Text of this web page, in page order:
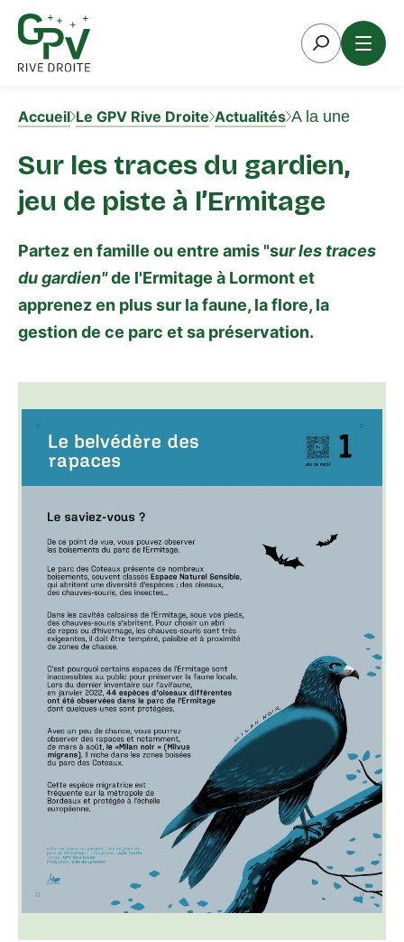
Aller
Accueil Le GPV Rive Droite Actualités A la une
Sur les traces du gardien,
jeu de piste à l’Ermitage
Partez en famille ou entre amis "sur les traces
du gardien"de l'Ermitage à Lormont et
apprenez en plus sur la faune, la flore, la
gestion de ce parc et sa préservation.